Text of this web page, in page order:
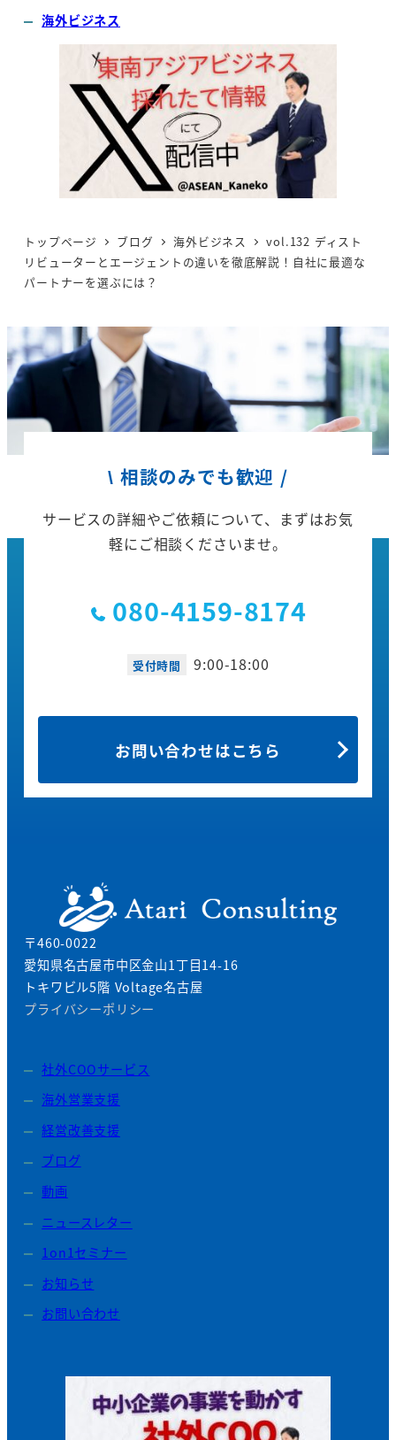
海外ビジネス
トップページ ブログ 海外ビジネス
vol.132 ディスト
リビューターとエージェントの違いを徹底解説！自社に最適な
パートナーを選ぶには？
\ 相談のみでも歓迎 /
サービスの詳細やご依頼について、
まずはお気
軽にご相談くださいませ。
080-4159-8174
受付時間 9:00-18:00
お問い合わせはこちら
〒460-0022
愛知県名古屋市中区金山1丁目14-16
トキワビル5階 Voltage名古屋
プライバシーポリシー
社外COOサービス
海外営業支援
経営改善支援
ブログ
動画
ニュースレター
1on1セミナー
お知らせ
お問い合わせ